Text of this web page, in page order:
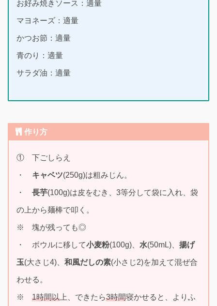
お好み焼きソース：適量
マヨネーズ：適量
かつお節：適量
青のり：適量
サラダ油：適量
作り方
① 下ごしらえ
・ キャベツ(250g)は粗みじん。
・ 長芋(100g)は皮をむき、3等分して袋に入れ、袋
の上から麺棒で叩く。
※ 塊が残っても◎
・ ボウルに移して小麦粉(100g)、 水(50mL)、 揚げ
玉(大さじ4)、 和風だしの素(小さじ2)を加えて混ぜ合
わせる。
※ 1時間以上、できたら3時間寝かせると、よりふ